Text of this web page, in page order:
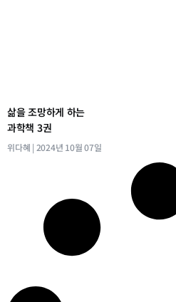
삶을 조망하게 하는
과학책 3권
위다혜 2024년 10월 07일